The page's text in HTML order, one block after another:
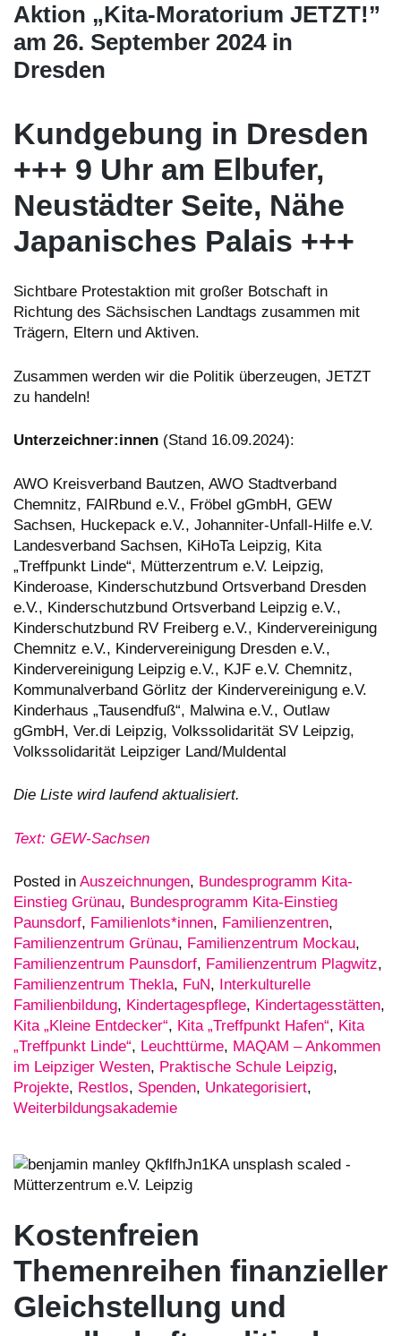
Aktion „Kita-Moratorium JETZT!”
am 26. September 2024 in
Dresden
Kundgebung in Dresden
+++ 9 Uhr am Elbufer,
Neustädter Seite, Nähe
Japanisches Palais +++
Sichtbare Protestaktion mit großer Botschaft in
Richtung des Sächsischen Landtags zusammen mit
Trägern, Eltern und Aktiven.
Zusammen werden wir die Politik überzeugen, JETZT
zu handeln!
Unterzeichner:innen (Stand 16.09.2024):
AWO Kreisverband Bautzen, AWO Stadtverband
Chemnitz, FAIRbund e.V., Fröbel gGmbH, GEW
Sachsen, Huckepack e.V., Johanniter-Unfall-Hilfe e.V.
Landesverband Sachsen, KiHoTa Leipzig, Kita
„Treffpunkt Linde“, Mütterzentrum e.V. Leipzig,
Kinderoase, Kinderschutzbund Ortsverband Dresden
e.V., Kinderschutzbund Ortsverband Leipzig e.V.,
Kinderschutzbund RV Freiberg e.V., Kindervereinigung
Chemnitz e.V., Kindervereinigung Dresden e.V.,
Kindervereinigung Leipzig e.V., KJF e.V. Chemnitz,
Kommunalverband Görlitz der Kindervereinigung e.V.
Kinderhaus „Tausendfuß“, Malwina e.V., Outlaw
gGmbH, Ver.di Leipzig, Volkssolidarität SV Leipzig,
Volkssolidarität Leipziger Land/Muldental
Die Liste wird laufend aktualisiert.
Text: GEW-Sachsen
Posted in Auszeichnungen, Bundesprogramm Kita-
Einstieg Grünau, Bundesprogramm Kita-Einstieg
Paunsdorf, Familienlots*innen, Familienzentren,
Familienzentrum Grünau, Familienzentrum Mockau,
Familienzentrum Paunsdorf, Familienzentrum Plagwitz,
Familienzentrum Thekla, FuN, Interkulturelle
Familienbildung, Kindertagespflege, Kindertagesstätten,
Kita „Kleine Entdecker“, Kita „Treffpunkt Hafen“, Kita
„Treffpunkt Linde“, Leuchttürme, MAQAM – Ankommen
im Leipziger Westen, Praktische Schule Leipzig,
Projekte, Restlos, Spenden, Unkategorisiert,
Weiterbildungsakademie
Kostenfreien
Themenreihen finanzieller
Gleichstellung und